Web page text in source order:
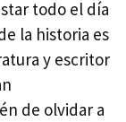
todo el día
la historia es
y escritor
de olvidar a